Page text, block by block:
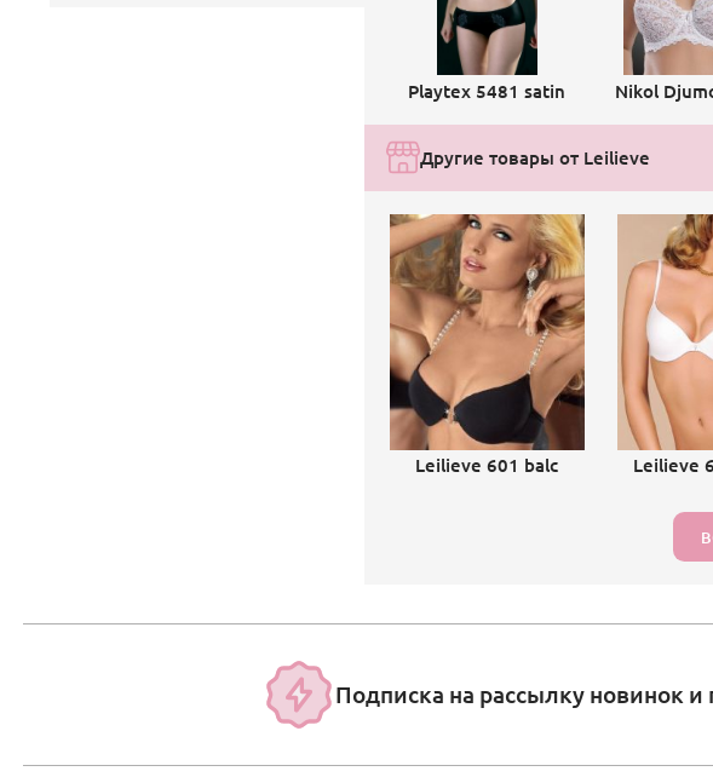
Playtex 5481 satin Nikol
Другие товары от Leilieve
Leilieve 601 balc Leilieve
Подписка на рассылку новинок